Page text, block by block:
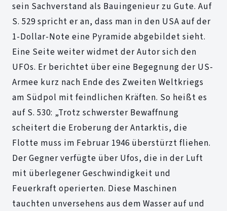
sein Sachverstand als Bauingenieur zu Gute. Auf
S. 529 spricht er an, dass man in den USA auf der
1-Dollar-Note eine Pyramide abgebildet sieht.
Eine Seite weiter widmet der Autor sich den
UFOs. Er berichtet über eine Begegnung der US-
Armee kurz nach Ende des Zweiten Weltkriegs
am Südpol mit feindlichen Kräften. So heißt es
auf S. 530: „Trotz schwerster Bewaffnung
scheitert die Eroberung der Antarktis, die
Flotte muss im Februar 1946 überstürzt fliehen.
Der Gegner verfügte über Ufos, die in der Luft
mit überlegener Geschwindigkeit und
Feuerkraft operierten. Diese Maschinen
tauchten unversehens aus dem Wasser auf und